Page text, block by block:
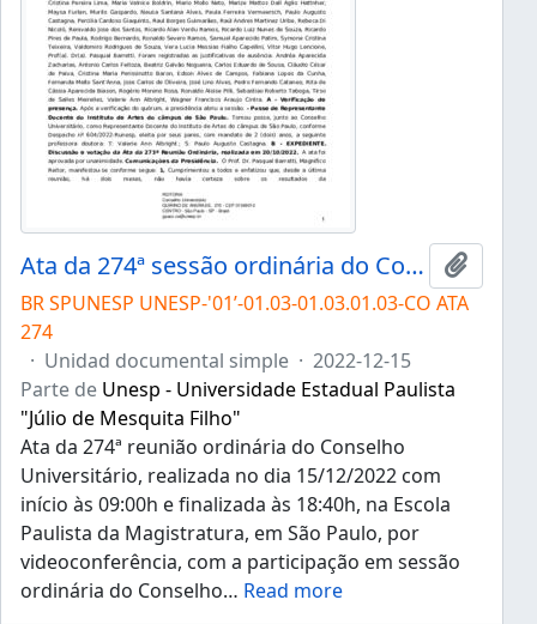
Ata da 274ª sessão ordinária do Conselho Universitário da Unesp de 15/12/2022
Añadir
BR SPUNESP UNESP-'01’-01.03-01.03.01.03-CO ATA
274
· Unidad documental simple · 2022-12-15
Parte de Unesp - Universidade Estadual Paulista
"Júlio de Mesquita Filho"
Ata da 274ª reunião ordinária do Conselho
Universitário, realizada no dia 15/12/2022 com
início às 09:00h e finalizada às 18:40h, na Escola
Paulista da Magistratura, em São Paulo, por
videoconferência, com a participação em sessão
ordinária do Conselho… Read more